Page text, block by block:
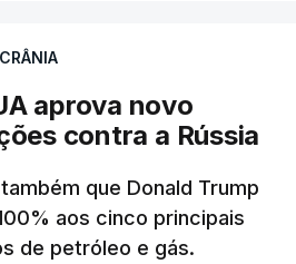
aprova novo
contra a Rússia
que Donald Trump
aos cinco principais
de petróleo e gás.